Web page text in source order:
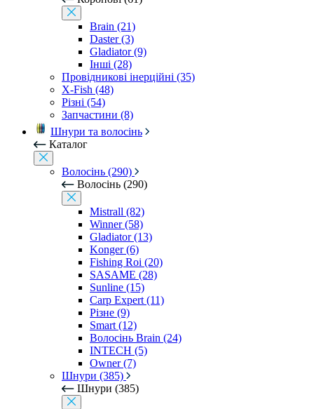
Brain (21)
Daster (3)
Gladiator (9)
Інші (28)
Провідникові інерційні (35)
X-Fish (48)
Різні (54)
Запчастини (8)
Шнури та волосінь
Каталог
Волосінь (290)
Волосінь (290)
Mistrall (82)
Winner (58)
Gladiator (13)
Konger (6)
Fishing Roi (20)
SASAME (28)
Sunline (15)
Carp Expert (11)
Різне (9)
Smart (12)
Волосінь Brain (24)
INTECH (5)
Owner (7)
Шнури (385)
Шнури (385)